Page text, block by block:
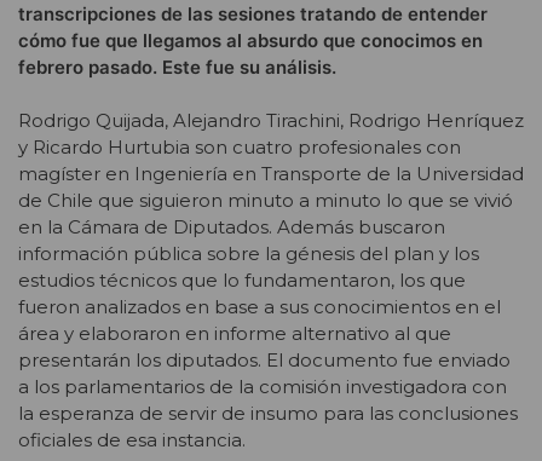
transcripciones de las sesiones tratando de entender
cómo fue que llegamos al absurdo que conocimos en
febrero pasado. Este fue su análisis.
Rodrigo Quijada, Alejandro Tirachini, Rodrigo Henríquez
y Ricardo Hurtubia son cuatro profesionales con
magíster en Ingeniería en Transporte de la Universidad
de Chile que siguieron minuto a minuto lo que se vivió
en la Cámara de Diputados. Además buscaron
información pública sobre la génesis del plan y los
estudios técnicos que lo fundamentaron, los que
fueron analizados en base a sus conocimientos en el
área y elaboraron en informe alternativo al que
presentarán los diputados. El documento fue enviado
a los parlamentarios de la comisión investigadora con
la esperanza de servir de insumo para las conclusiones
oficiales de esa instancia.